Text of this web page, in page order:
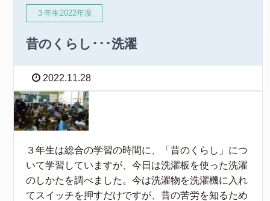
３年生2022年度
昔のくらし･･･洗濯
2022.11.28
３年生は総合の学習の時間に、「昔のくらし」につ
いて学習していますが、今日は洗濯板を使った洗濯
のしかたを調べました。今は洗濯物を洗濯機に入れ
てスイッチを押すだけですが、昔の苦労を知るため